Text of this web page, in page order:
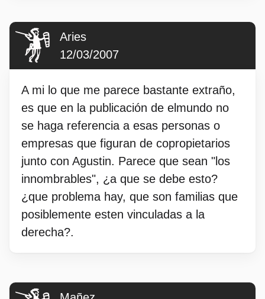
Aries
12/03/2007
A mi lo que me parece bastante extraño,
es que en la publicación de elmundo no
se haga referencia a esas personas o
empresas que figuran de copropietarios
junto con Agustin. Parece que sean "los
innombrables", ¿a que se debe esto?
¿que problema hay, que son familias que
posiblemente esten vinculadas a la
derecha?.